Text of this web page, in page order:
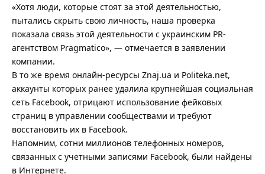
«Хотя люди, которые стоят за этой деятельностью,
пытались скрыть свою личность, наша проверка
показала связь этой деятельности с украинским PR-
агентством Pragmatico», — отмечается в заявлении
компании.
В то же время онлайн-ресурсы Znaj.ua и Politeka.net,
аккаунты которых ранее удалила крупнейшая социальная
сеть Facebook, отрицают использование фейковых
страниц в управлении сообществами и требуют
восстановить их в Facebook.
Напомним, сотни миллионов телефонных номеров,
связанных с учетными записями Facebook, были найдены
в Интернете.